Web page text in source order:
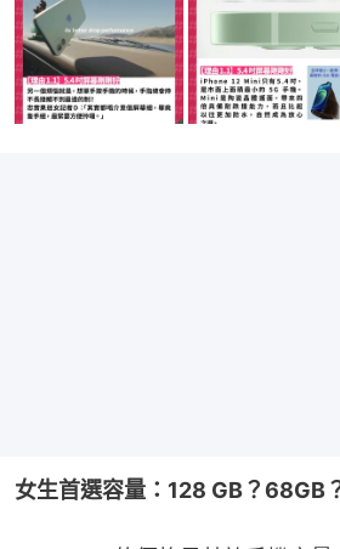
女生首選容量：128 GB？68GB